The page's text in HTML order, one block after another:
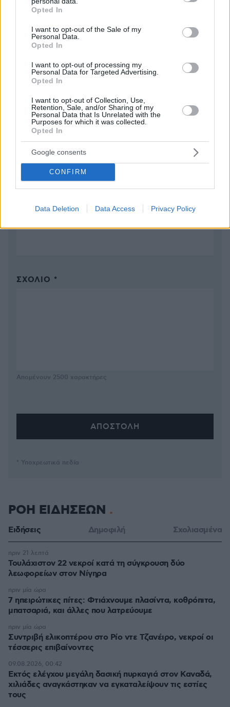
grant or deny consent to Google and its third-party tags to
use your data for below specified purposes in below Google
consent section.
Opted In
I want to opt-out of the Sale of my
Personal Data.
Opted In
I want to opt-out of processing my
Personal Data for Targeted Advertising.
Opted In
I want to opt-out of Collection, Use,
Retention, Sale, and/or Sharing of my
Personal Data that Is Unrelated with the
Purposes for which it was collected.
Opted In
Google consents
CONFIRM
Data Deletion Data Access Privacy Policy
18.05.2016, 19:58
Τι δουλειά εχει ο Σατανας στην Ευρωπη ; Γιατι
Ο ΑΝΤΙΧΡΙΣΤΟΣ Ομπαμα ηταν Μαθητής και δεξί χερι
του Μπραζινσκι στο University of Illinois! Εκει ο
ΑΠΑΝΤΗΣΗ
ΠΡΟΣΘΗΚΗ ΣΧΟΛΙΟΥ
ΌΝΟΜΑ *
ΣΧΌΛΙΟ *
Απομένουν 2500 χαρακτήρες
* Υποχρεωτικά πεδία
ΡΟΗ ΕΙΔΗΣΕΩΝ
Ειδήσεις Δημοφιλή Σχολιασμένα
Τουλάχιστον 22 νεκροί κατά τη σύγκρουση δύο
λεωφορείων στον Νίγηρα
πριν 21 λεπτά
7 ηπειρώτικες πίτες: Φτιάχνουμε πλασίντα, κοθρόπιτα,
μπατσαριά, και άλλες που λατρεύουμε
πριν μία ώρα
Συντριβή ελικοπτέρου στο Ρίο ντε Τζανέιρο, νεκροί οι
τέσσερις επιβαίνοντες
πριν μία ώρα
Εκτός ελέγχου μεγάλη δασική πυρκαγιά στον Καναδά,
χιλιάδες αναγκάστηκαν να εγκαταλείψουν τις εστίες
τους
09.08.2026, 00:42